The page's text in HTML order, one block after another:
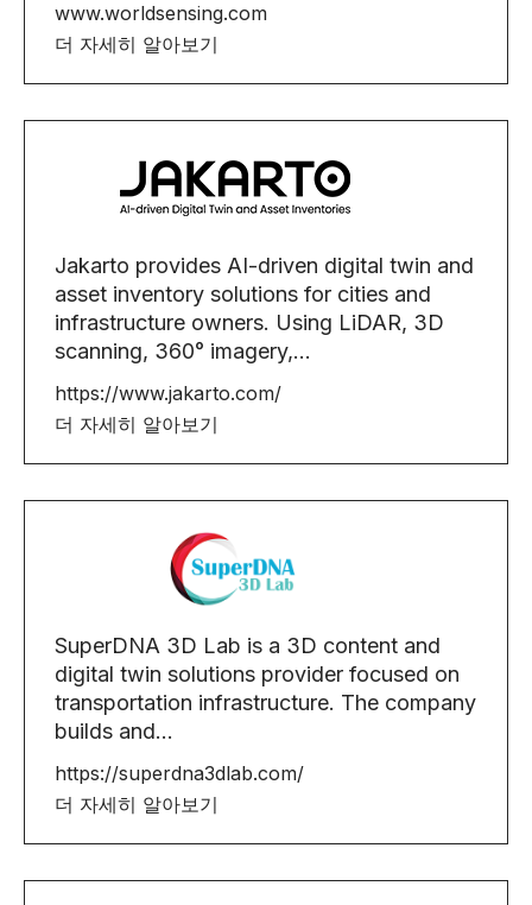
www.worldsensing.com
더 자세히 알아보기
Jakarto provides AI-driven digital twin and
asset inventory solutions for cities and
infrastructure owners. Using LiDAR, 3D
scanning, 360° imagery,...
https://www.jakarto.com/
더 자세히 알아보기
SuperDNA 3D Lab is a 3D content and
digital twin solutions provider focused on
transportation infrastructure. The company
builds and...
https://superdna3dlab.com/
더 자세히 알아보기